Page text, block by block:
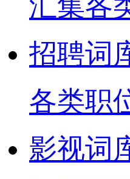
招聘词
各类职
影视词